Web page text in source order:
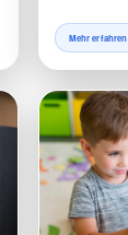
Mehr erfahren